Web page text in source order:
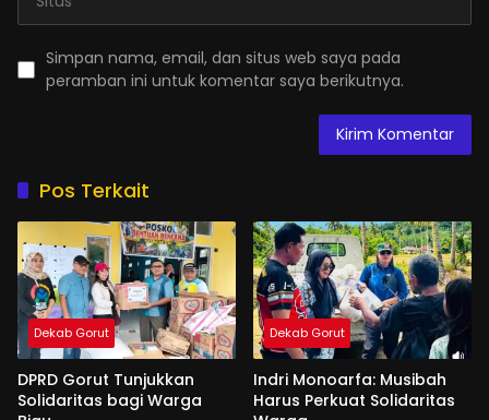
Simpan nama, email, dan situs web saya pada
peramban ini untuk komentar saya berikutnya.
Pos Terkait
Dekab Gorut
DPRD Gorut Tunjukkan
Solidaritas bagi Warga
Dekab Gorut
Indri Monoarfa: Musibah
Harus Perkuat Solidaritas